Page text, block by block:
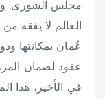
مجلس الشورى.
العالم لا يفقه
عُمان بمكانتها
عقود لضمان
‏في الأخير، هذا